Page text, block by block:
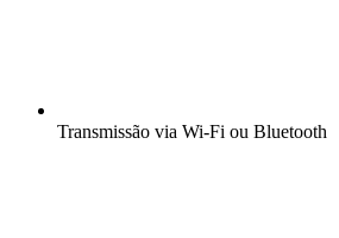
Transmissão via Wi-Fi ou Bluetooth